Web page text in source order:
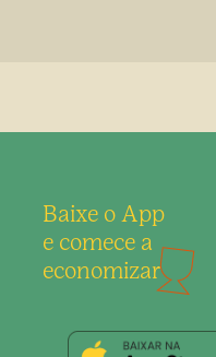
Baixe o App
e comece a
economizar